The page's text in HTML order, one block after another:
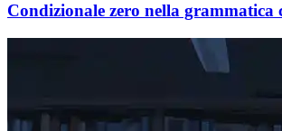
Condizionale zero nella grammatica